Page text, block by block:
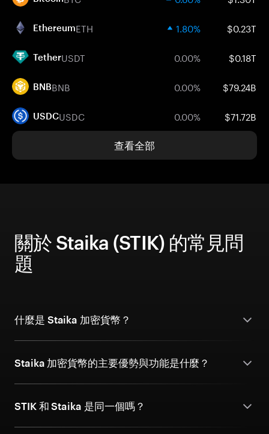
EthereumETH 1.80% $0.23T
TetherUSDT 0.00% $0.18T
BNBBNB 0.00% $79.24B
USDCUSDC 0.00% $71.72B
查看全部
關於 Staika (STIK) 的常見問
題
什麼是 Staika 加密貨幣？
Staika 加密貨幣的主要優勢與功能是什麼？
STIK 和 Staika 是同一個嗎？